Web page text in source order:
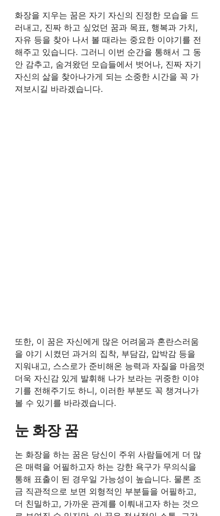
화장을 지우는 꿈은 자기 자신의 진정한 모습을 드
러내고, 진짜 하고 싶었던 꿈과 목표, 행복과 가치,
자유 등을 찾아 나서 볼 때라는 중요한 이야기를 전
해주고 있습니다. 그러니 이번 순간을 통해서 그 동
안 감추고, 숨겨왔던 모습들에서 벗어나, 진짜 자기
자신의 삶을 찾아나가게 되는 소중한 시간을 꼭 가
져보시길 바라겠습니다.
또한, 이 꿈은 자신에게 많은 어려움과 혼란스러움
을 야기 시켰던 과거의 집착, 부담감, 압박감 등을
지워내고, 스스로가 준비해온 능력과 자질을 마음껏
더욱 자신감 있게 발휘해 나가 보라는 귀중한 이야
기를 전해주기도 하니, 이러한 부분도 꼭 챙겨나가
볼 수 있기를 바라겠습니다.
눈 화장 꿈
논 화장을 하는 꿈은 당신이 주위 사람들에게 더 많
은 매력을 어필하고자 하는 강한 욕구가 무의식을
통해 표출이 된 경우일 가능성이 높습니다. 물론 조
금 직관적으로 보면 외형적인 부분들을 어필하고,
더 친밀하고, 가까운 관계를 이뤄내고자 하는 것으